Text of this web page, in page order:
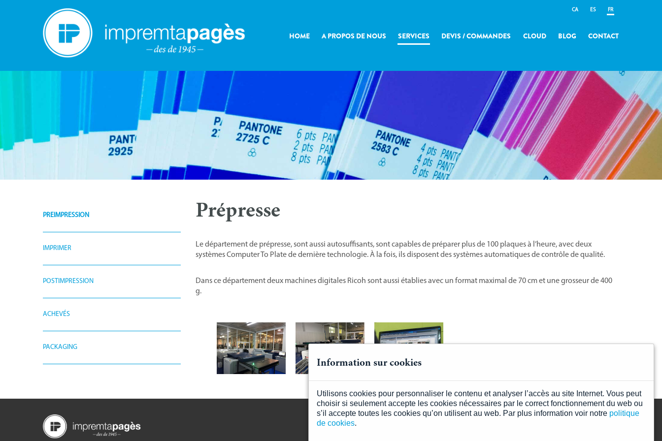
FR
ES
CA
HOME A PROPOS DE NOUS SERVICES DEVIS / COMMANDES CLOUD BLOG CONTACT
PREIMPRESSION
IMPRIMER
POSTIMPRESSION
ACHEVÉS
PACKAGING
Prépresse
Le département de prépresse, sont aussi autosuffisants, sont capables de préparer plus de 100 plaques à l’heure, avec deux
systèmes Computer To Plate de dernière technologie. À la fois, ils disposent des systèmes automatiques de contrôle de qualité.
Dans ce département deux machines digitales Ricoh sont aussi établies avec un format maximal de 70 cm et une grosseur de 400
g.
Plan du site
Information sur cookies
Utilisons cookies pour personnaliser le contenu et analyser l’accès au site Internet. Vous peut
choisir si seulement accepte les cookies nécessaires par le correct fonctionnement du web ou
s’il accepte toutes les cookies qu’on utilisent au web. Par plus information voir notre politique
de cookies.